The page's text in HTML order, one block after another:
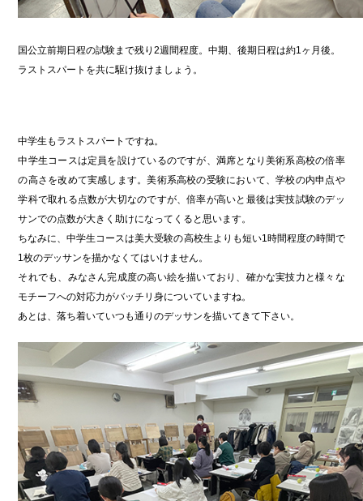
国公立前期日程の試験まで残り2週間程度。中期、後期日程は約1ヶ月後。
ラストスパートを共に駆け抜けましょう。
中学生もラストスパートですね。
中学生コースは定員を設けているのですが、満席となり美術系高校の倍率
の高さを改めて実感します。美術系高校の受験において、学校の内申点や
学科で取れる点数が大切なのですが、倍率が高いと最後は実技試験のデッ
サンでの点数が大きく助けになってくると思います。
ちなみに、中学生コースは美大受験の高校生よりも短い1時間程度の時間で
1枚のデッサンを描かなくてはいけません。
それでも、みなさん完成度の高い絵を描いており、確かな実技力と様々な
モチーフへの対応力がバッチリ身についていますね。
あとは、落ち着いていつも通りのデッサンを描いてきて下さい。